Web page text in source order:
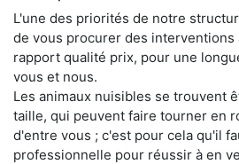
L'une des priorités de notre
de vous procurer des interventions
rapport qualité prix, pour une
vous et nous.
Les animaux nuisibles se trouvent
taille, qui peuvent faire tourner en
d'entre vous ; c'est pour cela qu'il
professionnelle pour réussir à en